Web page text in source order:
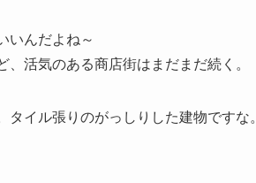
いんだよね～
活気のある商店街はまだまだ続く。
タイル張りのがっしりした建物ですな。